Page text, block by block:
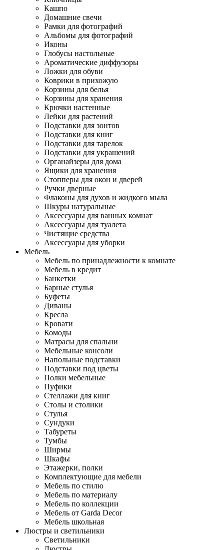
Кашпо
Домашние свечи
Рамки для фотографий
Альбомы для фотографий
Иконы
Глобусы настольные
Ароматические диффузоры
Ложки для обуви
Коврики в прихожую
Корзины для белья
Корзины для хранения
Крючки настенные
Лейки для растений
Подставки для зонтов
Подставки для книг
Подставки для тарелок
Подставки для украшений
Органайзеры для дома
Ящики для хранения
Стопперы для окон и дверей
Ручки дверные
Флаконы для духов и жидкого мыла
Шкуры натуральные
Аксессуары для ванных комнат
Аксессуары для туалета
Чистящие средства
Аксессуары для уборки
Мебель
Мебель по принадлежности к комнате
Мебель в кредит
Банкетки
Барные стулья
Буфеты
Диваны
Кресла
Кровати
Комоды
Матрасы для спальни
Мебельные консоли
Напольные подставки
Подставки под цветы
Полки мебельные
Пуфики
Стеллажи для книг
Столы и столики
Стулья
Сундуки
Табуреты
Тумбы
Ширмы
Шкафы
Этажерки, полки
Комплектующие для мебели
Мебель по стилю
Мебель по материалу
Мебель по коллекции
Мебель от Garda Decor
Мебель школьная
Люстры и светильники
Светильники